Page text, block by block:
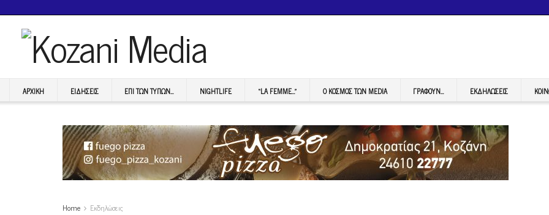
ΑΡΧΙΚΉ ΕΙΔΉΣΕΙΣ ΕΠI ΤΩΝ ΤΥΠΩΝ… NIGHTLIFE “LA FEMME…” Ο ΚΟΣΜΟΣ ΤΩΝ MEDIA ΓΡΆΦΟΥΝ… ΕΚΔΗΛΏΣΕΙΣ
Home Εκδηλώσεις